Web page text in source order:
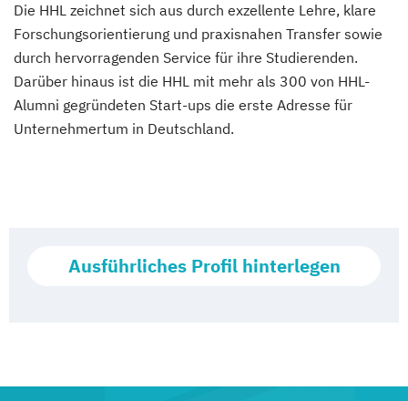
Die HHL zeichnet sich aus durch exzellente Lehre, klare
Forschungsorientierung und praxisnahen Transfer sowie
durch hervorragenden Service für ihre Studierenden.
Darüber hinaus ist die HHL mit mehr als 300 von HHL-
Alumni gegründeten Start-ups die erste Adresse für
Unternehmertum in Deutschland.
Ausführliches Profil hinterlegen